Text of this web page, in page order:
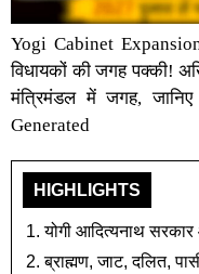
Yogi Cabinet
विधायकों की जगह पक्की!
मंत्रिमंडल में जगह,
Generated
HIGHLIGHTS
योगी आदित्यनाथ
ब्राह्मण, जाट, दलित,